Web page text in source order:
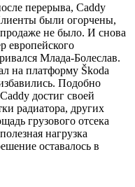
перерыва, Caddy
были огорчены,
не было. И снова
европейского
Млада-Болеслав.
на платформу Škoda
Подобно
достиг своей
радиатора, других
грузового отсека
нагрузка
оставалось в